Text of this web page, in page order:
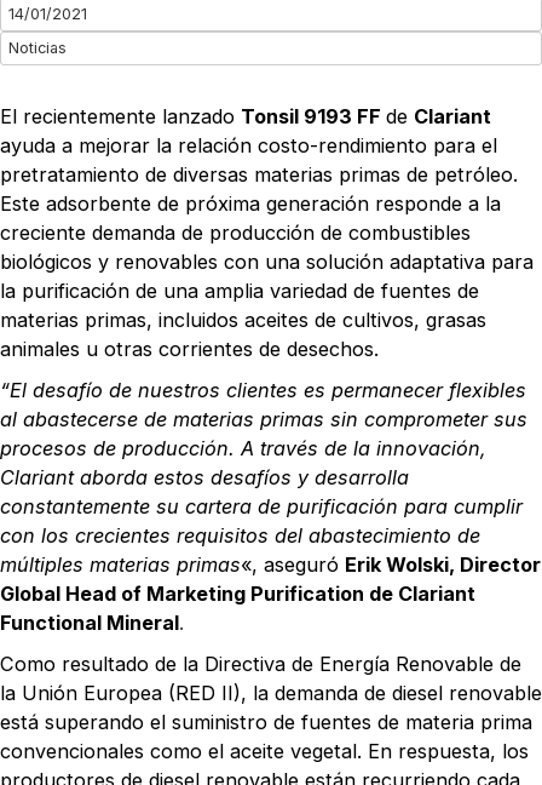
14/01/2021
Noticias
El recientemente lanzado Tonsil 9193 FF de Clariant
ayuda a mejorar la relación costo-rendimiento para el
pretratamiento de diversas materias primas de petróleo.
Este adsorbente de próxima generación responde a la
creciente demanda de producción de combustibles
biológicos y renovables con una solución adaptativa para
la purificación de una amplia variedad de fuentes de
materias primas, incluidos aceites de cultivos, grasas
animales u otras corrientes de desechos.
“El desafío de nuestros clientes es permanecer flexibles
al abastecerse de materias primas sin comprometer sus
procesos de producción. A través de la innovación,
Clariant aborda estos desafíos y desarrolla
constantemente su cartera de purificación para cumplir
con los crecientes requisitos del abastecimiento de
múltiples materias primas«, aseguró Erik Wolski, Director
Global Head of Marketing Purification de Clariant
Functional Mineral.
Como resultado de la Directiva de Energía Renovable de
la Unión Europea (RED II), la demanda de diesel renovable
está superando el suministro de fuentes de materia prima
convencionales como el aceite vegetal. En respuesta, los